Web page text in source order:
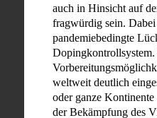
auch in Hinsicht auf
fragwürdig sein.
pandemiebedingte
weltweit deutlich
oder ganze
der Bekämpfung des